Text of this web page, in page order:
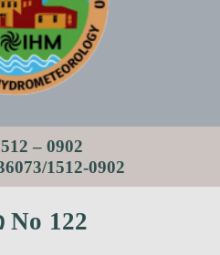
– 0902
1512-0902
No 122